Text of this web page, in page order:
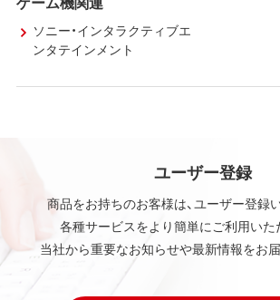
ソニー・インタラクティブエ
ンタテインメント
ユーザー登録
商品をお持ちのお客様は、ユーザー登録
各種サービスをより簡単にご利用いた
当社から重要なお知らせや最新情報をお